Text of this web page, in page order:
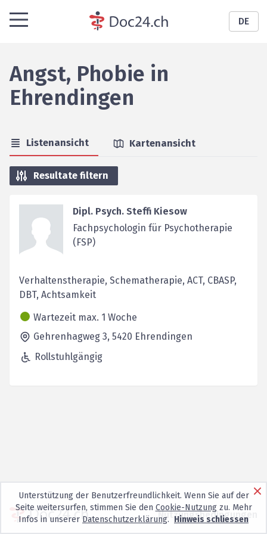
DE
Angst, Phobie in
Ehrendingen
Listenansicht Kartenansicht
Resultate filtern
Dipl. Psych. Steffi Kiesow
Fachpsychologin für Psychotherapie
(FSP)
Verhaltenstherapie, Schematherapie, ACT, CBASP,
DBT, Achtsamkeit
Wartezeit max. 1 Woche
Gehrenhagweg 3, 5420 Ehrendingen
Rollstuhlgängig
Nutzungsbedingungen
Unterstützung der Benutzerfreundlichkeit. Wenn Sie auf der
Seite weitersurfen, stimmen Sie den Cookie-Nutzungzu. Mehr
Infos in unserer Datenschutzerklärung. Hinweis schliessen